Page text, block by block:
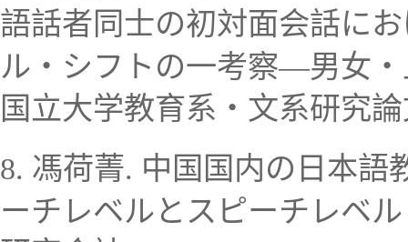
語話者同士の初対面会話に
ル ・ シフトの一考察―男女 ・
国立大学教育系 ・ 文系研究
8. 馮荷菁. 中国国内の日本語
ーチレベルとスピーチレベル